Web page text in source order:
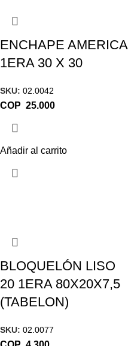
ENCHAPE AMERICA
1ERA 30 X 30
SKU: 02.0042
COP
Añadir al carrito
BLOQUELÓN LISO
20 1ERA 80X20X7,5
(TABELON)
SKU: 02.0077